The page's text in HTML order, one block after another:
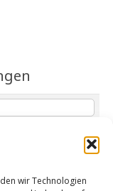
wir Technologien